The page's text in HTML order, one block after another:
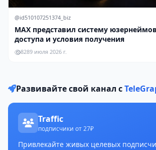
@id510107251374_biz
MAX представил систему
доступа и условия получения
8289 июля 2026 г.
Развивайте свой канал с
Traffic
подписчики от 27₽
Привлекайте живых целевых